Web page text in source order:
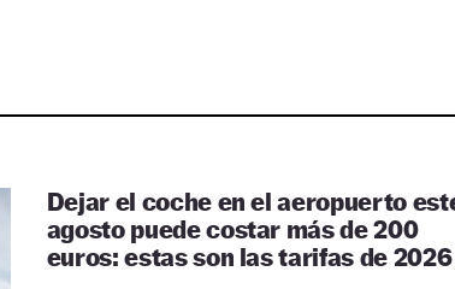
Dejar el coche en el aeropuerto
agosto puede costar más de 200
euros: estas son las tarifas de 2026